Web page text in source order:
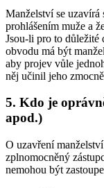
Manželství se
prohlášením muže a
Jsou-li pro to důležité
obvodu má být
aby projev vůle
něj učinil jeho
5. Kdo je
apod.)
O uzavření
zplnomocněný
nemohou být